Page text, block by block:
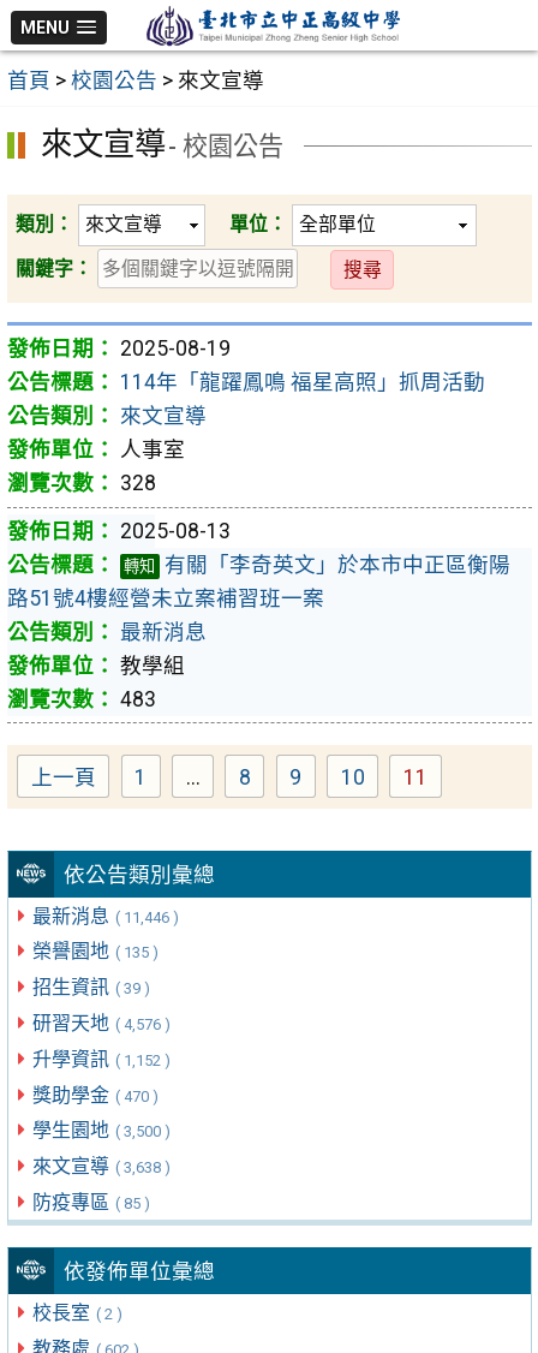
跳
至
主
區
MENU
首頁 > 校園公告 > 來文宣導
依公告類別彙總
最新消息 ( 11,446 )
榮譽園地 ( 135 )
招生資訊 ( 39 )
研習天地 ( 4,576 )
升學資訊 ( 1,152 )
獎助學金 ( 470 )
學生園地 ( 3,500 )
來文宣導 ( 3,638 )
防疫專區 ( 85 )
依發佈單位彙總
校長室 ( 2 )
教務處
來文宣導- 校園公告
類別：
單位：
關鍵字：
送
出
2025-08-19
114年「龍躍鳳鳴 福星高照」抓周活動
來文宣導
人事室
328
2025-08-13
轉知
有關「李奇英文」於本市中正區衡陽
路51號4樓經營未立案補習班一案
最新消息
教學組
483
上一頁 Page
1 ... Page
8 Page
9 Page
10 Page
11